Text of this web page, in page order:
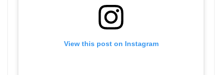
View this post on Instagram